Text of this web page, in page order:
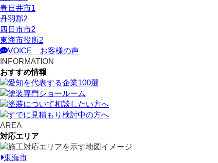
春日井市1
丹羽郡2
四日市市2
東海市役所2
VOICE
お客様の声
INFORMATION
おすすめ情報
AREA
対応エリア
東海市